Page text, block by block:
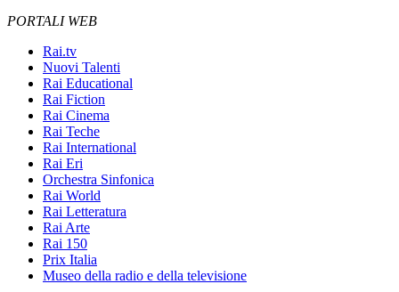
PORTALI WEB
Rai.tv
Nuovi Talenti
Rai Educational
Rai Fiction
Rai Cinema
Rai Teche
Rai International
Rai Eri
Orchestra Sinfonica
Rai World
Rai Letteratura
Rai Arte
Rai 150
Prix Italia
Museo della radio e della televisione